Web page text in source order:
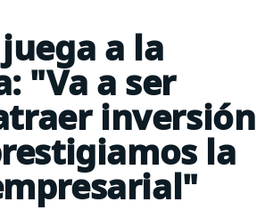
a la
"Va a ser
inversión
la